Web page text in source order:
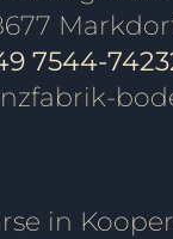
7544-
in